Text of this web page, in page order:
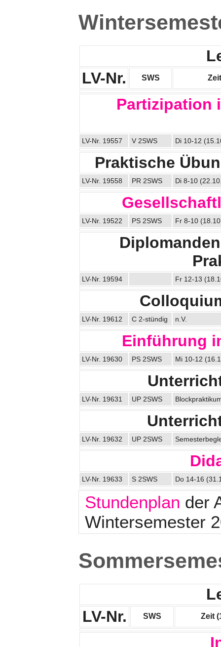
LV-Nr.
SWS
Partizipation
LV-Nr. 19557 V 2SWS Di 10-12
Praktische
LV-Nr. 19558 PR 2SWS Di 8-10
LV-Nr. 19522 PS 2SWS Fr 8-10
LV-Nr. 19594 Fr 12-13
LV-Nr. 19612 C 2-stündig n.V.
Einführung
LV-Nr. 19630 PS 2SWS Mi 10-12
LV-Nr. 19631 UP 2SWS
LV-Nr. 19632 UP 2SWS
LV-Nr. 19633 S 2SWS Do 14-16
Stundenplan der
Wintersemester
LV-Nr.
SWS Zeit